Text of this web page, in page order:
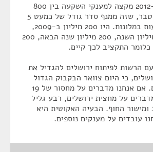
המשרד בין 2009 ל-2012 מקצה למענקי השקעה בין 800
למיליארד שקל במצטבר, שזה ממנף סדר גודל של כמעט 5
מיליארד שקל השקעות במלונות. היו 200 מיליון ב-2009,
שיצאו השנה, 200 מיליון השנה, 200 מיליון שנה הבאה, 200
התקציב לכך קיים.
הרשות לפיתוח ירושלים להגדיל את
כי היום צוואר הבקבוק הגדול
ביותר הוא בירושלים. אם אנחנו מדברים על מחסור של 19
על מחצית ירושלים, רבע גליל
החוף. הבעיה האקוטית היא
עובדים על מענקים נוספים.